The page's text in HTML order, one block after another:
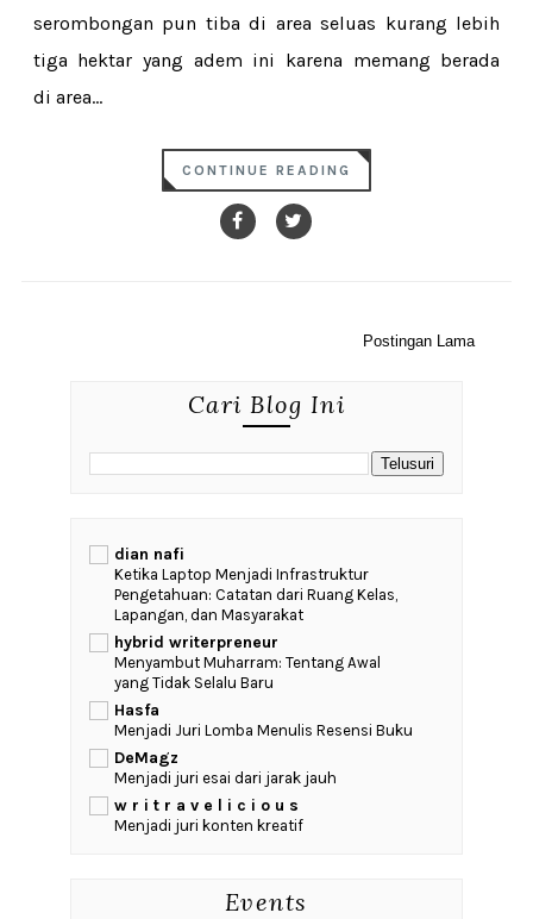
serombongan pun tiba di area seluas kurang lebih
tiga hektar yang adem ini karena memang berada
di area...
CONTINUE READING
Postingan Lama
Cari Blog Ini
dian nafi
Ketika Laptop Menjadi Infrastruktur
Pengetahuan: Catatan dari Ruang Kelas,
Lapangan, dan Masyarakat
hybrid writerpreneur
Menyambut Muharram: Tentang Awal
yang Tidak Selalu Baru
Hasfa
Menjadi Juri Lomba Menulis Resensi Buku
DeMagz
Menjadi juri esai dari jarak jauh
w r i t r a v e l i c i o u s
Menjadi juri konten kreatif
Events